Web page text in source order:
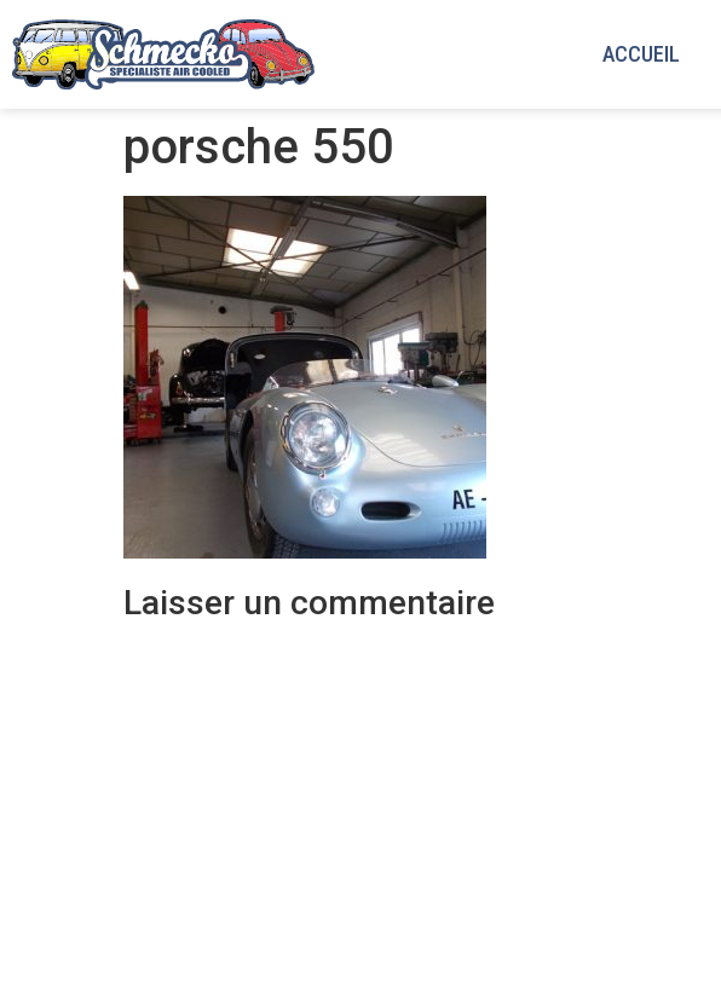
ACCUEIL
porsche 550
Laisser un commentaire